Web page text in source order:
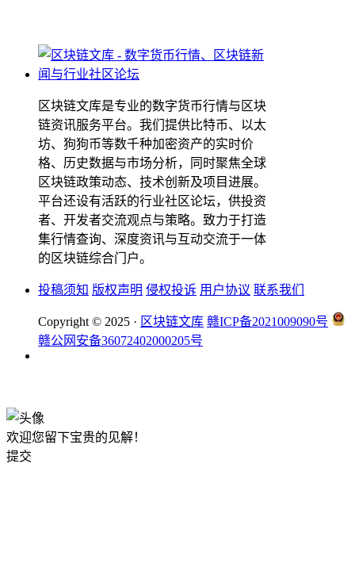
区块链文库是专业的数字货币行情与区块
链资讯服务平台。我们提供比特币、以太
坊、狗狗币等数千种加密资产的实时价
格、历史数据与市场分析，同时聚焦全球
区块链政策动态、技术创新及项目进展。
平台还设有活跃的行业社区论坛，供投资
者、开发者交流观点与策略。致力于打造
集行情查询、深度资讯与互动交流于一体
的区块链综合门户。
投稿须知 版权声明 侵权投诉 用户协议 联系我们
Copyright © 2025 · 区块链文库 赣ICP备2021009090号
赣公网安备36072402000205号
欢迎您留下宝贵的见解！
提交